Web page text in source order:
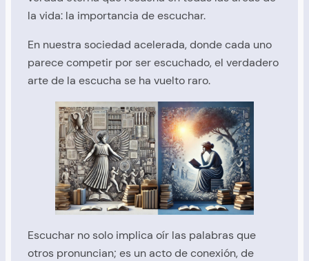
la vida: la importancia de escuchar.
En nuestra sociedad acelerada, donde cada uno
parece competir por ser escuchado, el verdadero
arte de la escucha se ha vuelto raro.
Escuchar no solo implica oír las palabras que
otros pronuncian; es un acto de conexión, de